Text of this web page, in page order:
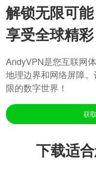
解锁无限可能
享受全球精彩
AndyVPN是您互联网
地理边界和网络屏障
限的数字世界！
获
下载适